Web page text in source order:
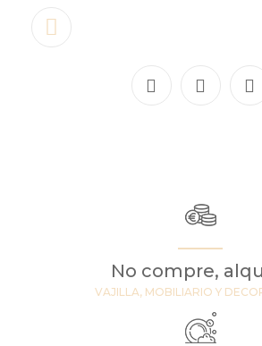
No compre,
VAJILLA, MOBILIARIO Y